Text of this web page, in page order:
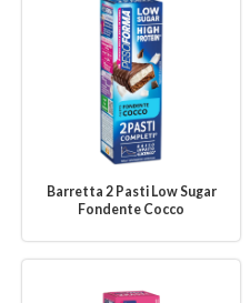
Barretta 2 Pasti Low Sugar
Fondente Cocco